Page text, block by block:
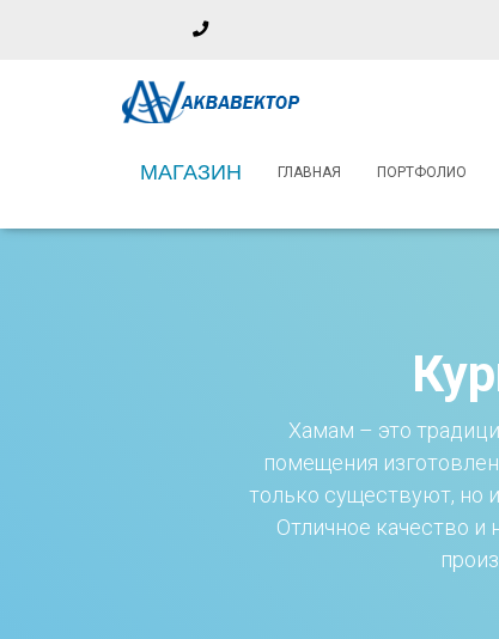
+74997559314
МАГАЗИН ГЛАВНАЯ ПОРТФОЛИО
Хамам – это
помещения
только существуют, но
Отличное качество и